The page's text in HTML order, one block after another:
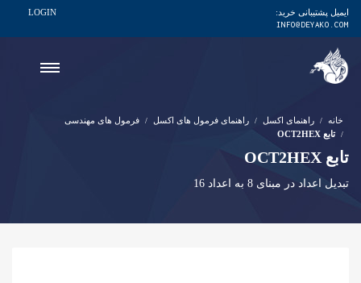
ایمیل پشتیبانی خرید:
INFO@DEYAKO.COM
LOGIN
خانه راهنمای اکسل راهنمای فرمول های اکسل
فرمول های مهندسی
تابع OCT2HEX
تابع OCT2HEX
تبدیل اعداد در مبنای 8 به اعداد 16